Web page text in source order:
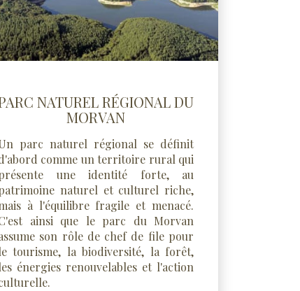
NATUREL RÉGIONAL DU
MORVAN
parc naturel régional se définit
comme un territoire rural qui
une identité forte, au
naturel et culturel riche,
à l'équilibre fragile et menacé.
ainsi que le parc du Morvan
son rôle de chef de file pour
tourisme, la biodiversité, la forêt,
énergies renouvelables et l'action